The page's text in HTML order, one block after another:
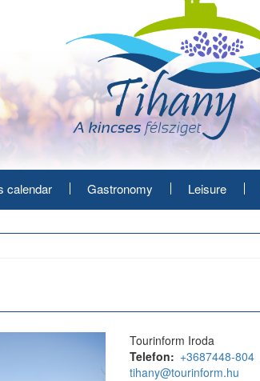
calendar Gastronomy Leisure
Tourinform Iroda
Telefon
+3687448-804
tihany@tourinform.hu